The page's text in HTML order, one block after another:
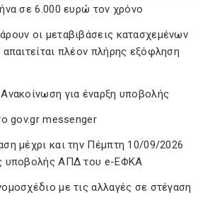
σε 6.000 ευρώ τον χρόνο
οι μεταβιβάσεις κατασχεμένων
πλέον πλήρης εξόφληση
για έναρξη υποβολής
gov.gr messenger
μέχρι και την Πέμπτη 10/09/2026
υποβολής ΑΠΔ του e-ΕΦΚΑ
με τις αλλαγές σε στέγαση